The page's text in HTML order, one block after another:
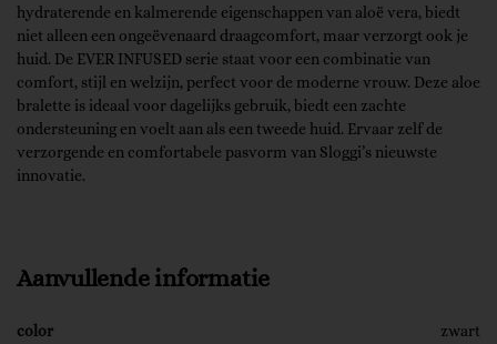
hydraterende en kalmerende eigenschappen van aloë vera, biedt
niet alleen een ongeëvenaard draagcomfort, maar verzorgt ook je
huid. De EVER INFUSED serie staat voor een combinatie van
comfort, stijl en welzijn, perfect voor de moderne vrouw. Deze aloe
bralette is ideaal voor dagelijks gebruik, biedt een zachte
ondersteuning en voelt aan als een tweede huid. Ervaar zelf de
verzorgende en comfortabele pasvorm van Sloggi’s nieuwste
innovatie.
Aanvullende informatie
color zwart